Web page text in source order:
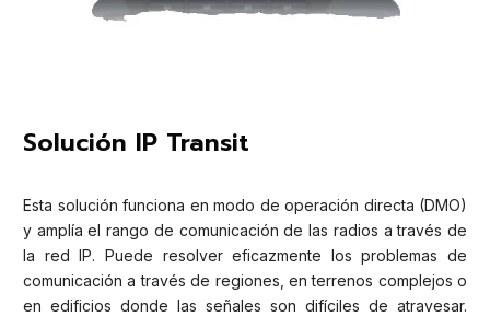
Solución IP Transit
Esta solución funciona en modo de operación directa (DMO)
y amplía el rango de comunicación de las radios a través de
la red IP. Puede resolver eficazmente los problemas de
comunicación a través de regiones, en terrenos complejos o
en edificios donde las señales son difíciles de atravesar.